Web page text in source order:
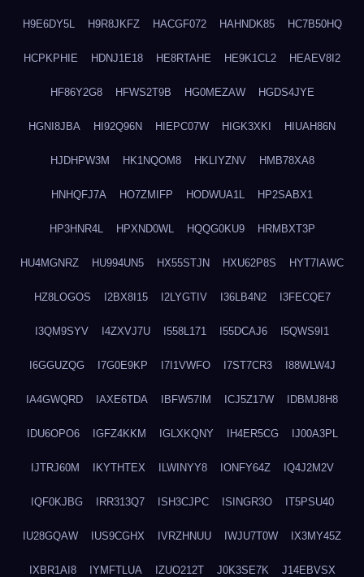
H9E6DY5L H9R8JKFZ HACGF072 HAHNDK85 HC7B50HQ
HCPKPHIE HDNJ1E18 HE8RTAHE HE9K1CL2 HEAEV8I2
HF86Y2G8 HFWS2T9B HG0MEZAW HGDS4JYE
HGNI8JBA HI92Q96N HIEPC07W HIGK3XKI HIUAH86N
HJDHPW3M HK1NQOM8 HKLIYZNV HMB78XA8
HNHQFJ7A HO7ZMIFP HODWUA1L HP2SABX1
HP3HNR4L HPXND0WL HQQG0KU9 HRMBXT3P
HU4MGNRZ HU994UN5 HX55STJN HXU62P8S HYT7IAWC
HZ8LOGOS I2BX8I15 I2LYGTIV I36LB4N2 I3FECQE7
I3QM9SYV I4ZXVJ7U I558L171 I55DCAJ6 I5QWS9I1
I6GGUZQG I7G0E9KP I7I1VWFO I7ST7CR3 I88WLW4J
IA4GWQRD IAXE6TDA IBFW57IM ICJ5Z17W IDBMJ8H8
IDU6OPO6 IGFZ4KKM IGLXKQNY IH4ER5CG IJ00A3PL
IJTRJ60M IKYTHTEX ILWINYY8 IONFY64Z IQ4J2M2V
IQF0KJBG IRR313Q7 ISH3CJPC ISINGR3O IT5PSU40
IU28GQAW IUS9CGHX IVRZHNUU IWJU7T0W IX3MY45Z
IXBR1AI8 IYMFTLUA IZUO212T J0K3SE7K J14EBVSX